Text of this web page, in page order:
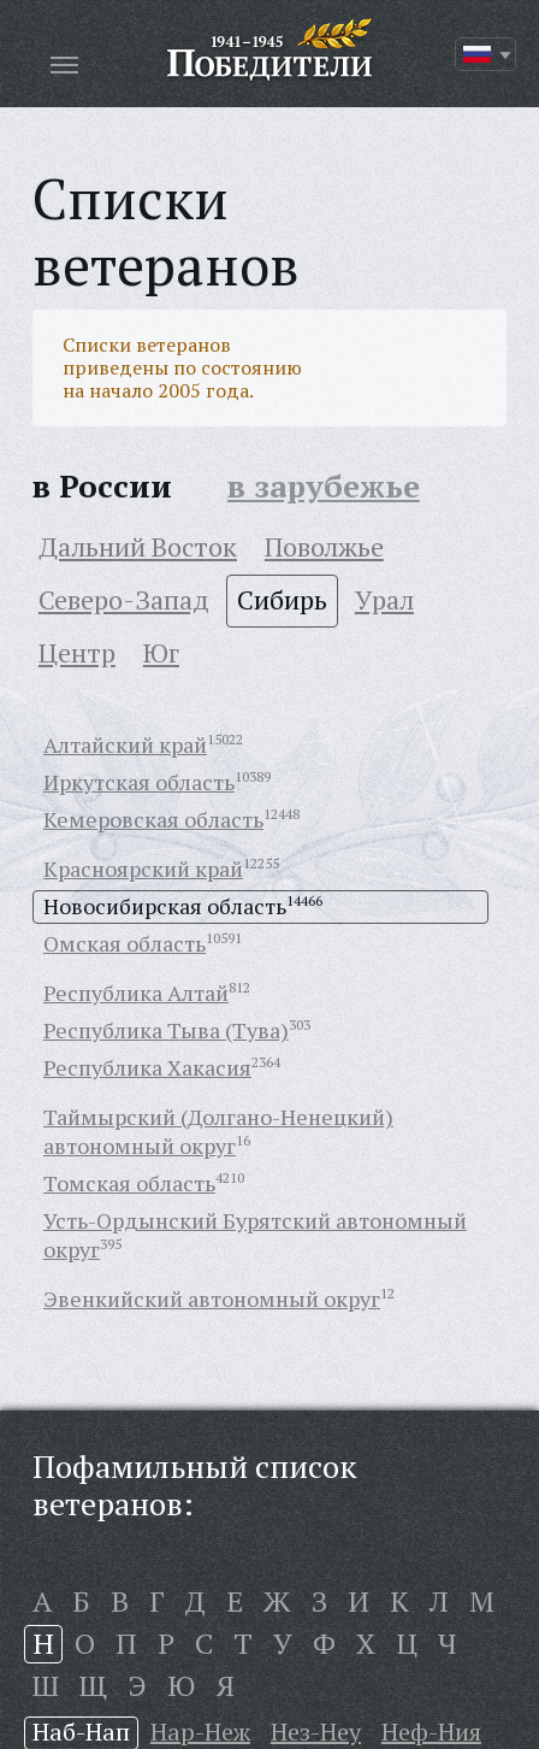
Списки
ветеранов
Списки ветеранов
приведены по состоянию
на начало 2005 года.
в России в зарубежье
Дальний Восток
Поволжье
Северо-Запад
Сибирь
Урал
Центр
Юг
Алтайский край15022
Иркутская область10389
Кемеровская область12448
Красноярский край12255
Новосибирская область14466
Омская область10591
Республика Алтай812
Республика Тыва (Тува)303
Республика Хакасия2364
Таймырский (Долгано-Ненецкий)
автономный округ16
Томская область4210
Усть-Ордынский Бурятский автономный
округ395
Эвенкийский автономный округ12
Пофамильный список
ветеранов:
А Б В Г Д Е Ж З И К Л М
Н О П Р С Т У Ф Х Ц Ч
Ш Щ Э Ю Я
Наб-Нап Нар-Неж Нез-Неу
Неф-Ния